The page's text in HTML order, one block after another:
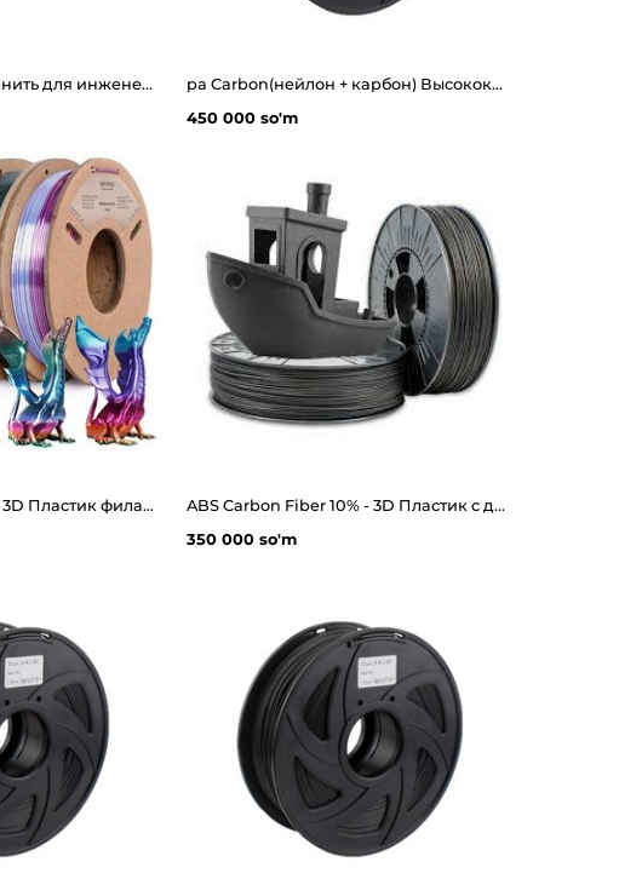
PEI Высокопрочная нить для инженерного 3д печати на 3d принтере
pa Carbon(нейлон + карбон) Высококачественная нить из углеродного волокна для 3d принтера
450 000 so'm
PLA SILK RAINBOW - 3D Пластик филамент глянцевая радуга
ABS Carbon Fiber 10% - 3D Пластик с добавлением каробоновых волокн
350 000 so'm